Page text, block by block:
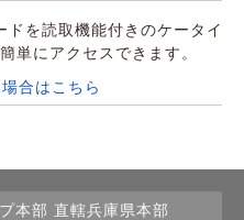
ドを読取機能付きのケータイ
単にアクセスできます。
合はこちら
本部 直轄兵庫県本部